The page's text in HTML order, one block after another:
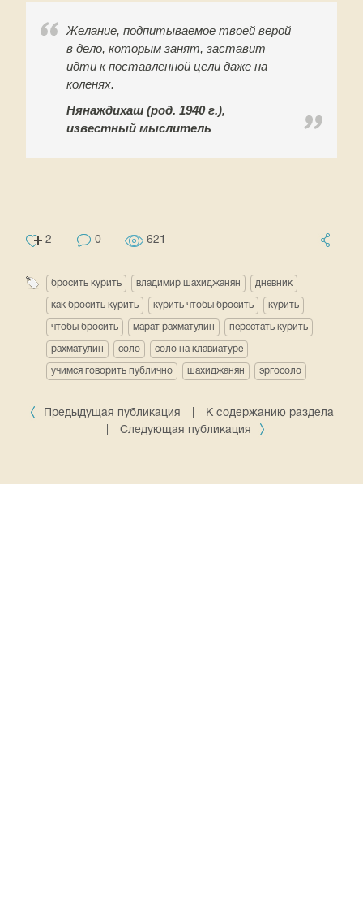
Желание, подпитываемое твоей верой
в дело, которым занят, заставит
идти к поставленной цели даже на
коленях.
Нянаждихаш (род. 1940 г.),
известный мыслитель
2 0 621
бросить курить владимир шахиджанян дневник
как бросить курить курить чтобы бросить курить
чтобы бросить марат рахматулин перестать курить
рахматулин соло соло на клавиатуре
учимся говорить публично шахиджанян эргосоло
Предыдущая публикация
К содержанию раздела
Следующая публикация